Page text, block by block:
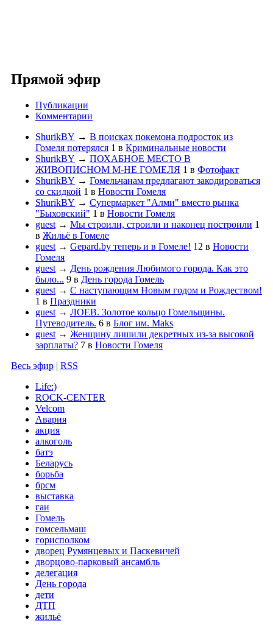
Прямой эфир
Публикации
Комментарии
ShurikBY → В поисках покемона подросток из
Гомеля потерялся 1 в Криминальные новости
ShurikBY → ПОХАБНОЕ МЕСТО В
ЖИВОПИСНОМ М-НЕ ГОМЕЛЯ 1 в Фотофакт
ShurikBY → Гомельчанам предлагают закодироваться
со скидкой 1 в Новости Гомеля
ShurikBY → Супермаркет "Алми" вместо рынка
"Быховский" 1 в Новости Гомеля
guest → Мы строили, строили и наконец построили 1
в Жильё в Гомеле
guest → Gepard.by теперь и в Гомеле! 12 в Новости
Гомеля
guest → День рождения Любимого города. Как это
было... 9 в День города Гомель
guest → С наступающим Новым годом и Рождеством!
1 в Праздники
guest → ЛОЕВ. Золотое кольцо Гомельщины.
Путеводитель. 6 в Блог им. Maks
guest → Женщину лишили декретных из-за высокой
зарплаты? 7 в Новости Гомеля
Весь эфир | RSS
Life:)
ROCK-CENTER
Velcom
Авария
акция
алкоголь
батэ
Беларусь
борьба
брсм
выставка
гаи
Гомель
гомсельмаш
горисполком
дворец Румянцевых и Паскевичей
дворцово-парковый ансамбль
делегация
День города
дети
ДТП
жильё